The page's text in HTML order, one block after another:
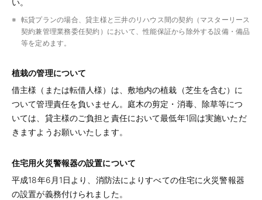
い。
転貸プランの場合、貸主様と三井のリハウス間の契約（マスターリース
契約兼管理業務委任契約）において、性能保証から除外する設備・備品
等を定めます。
植栽の管理について
借主様（または転借人様）は、敷地内の植栽（芝生を含む）に
ついて管理責任を負いません。庭木の剪定・消毒、除草等につ
いては、貸主様のご負担と責任において最低年1回は実施いただ
きますようお願いいたします。
住宅用火災警報器の設置について
平成18年6月1日より、消防法によりすべての住宅に火災警報器
の設置が義務付けられました。